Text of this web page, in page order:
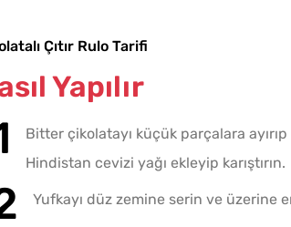
Çıtır Rulo Tarifi
Yapılır
Bitter çikolatayı küçük parçalara
Hindistan cevizi yağı ekleyip karıştırın.
Yufkayı düz zemine serin ve üzerine